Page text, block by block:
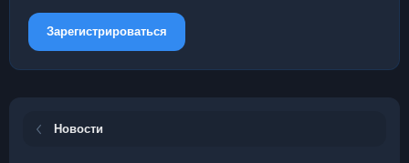
Зарегистрироваться
Новости